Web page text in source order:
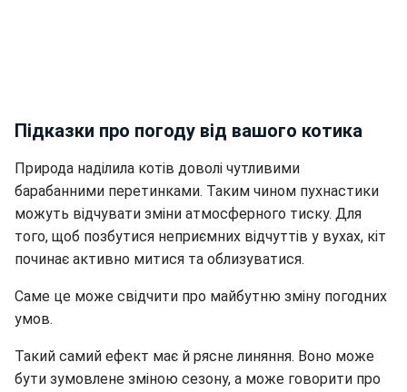
Підказки про погоду від вашого котика
Природа наділила котів доволі чутливими
барабанними перетинками. Таким чином пухнастики
можуть відчувати зміни атмосферного тиску. Для
того, щоб позбутися неприємних відчуттів у вухах, кіт
починає активно митися та облизуватися.
Саме це може свідчити про майбутню зміну погодних
умов.
Такий самий ефект має й рясне линяння. Воно може
бути зумовлене зміною сезону, а може говорити про